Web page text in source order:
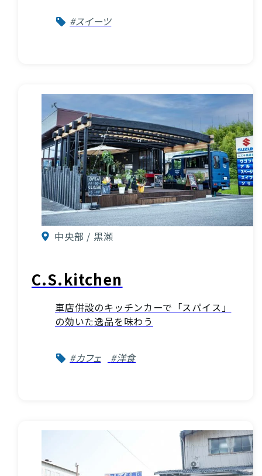
#スイーツ
中央部 / 黒瀬
C.S.kitchen
車店併設のキッチンカーで「スパイス」
の効いた逸品を味わう
#カフェ #洋食
VISIT Higashihiroshima
(English site)
プライバシーポリシー
サイトポリシー
アクセシビリティ